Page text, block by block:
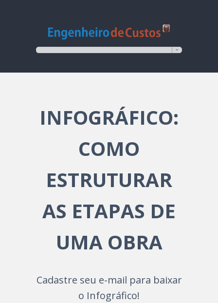
INFOGRÁFICO:
COMO
ESTRUTURAR
AS ETAPAS DE
UMA OBRA
Cadastre seu e-mail para baixar
o Infográfico!